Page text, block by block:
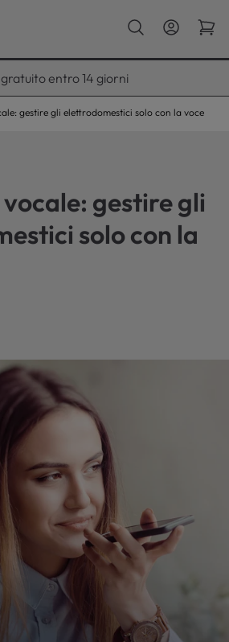
Klarna fino a 12 rate
gestire gli elettrodomestici solo con la voce
gestire gli
solo con la